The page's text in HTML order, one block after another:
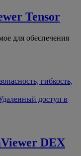
Tensor
для обеспечения
гибкость,
доступ в
DEX